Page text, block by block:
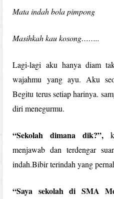
Mata indah bola pimpong
Masihkah kau kosong……..
Lagi-lagi aku hanya diam
wajahmu yang ayu. Aku
Begitu terus setiap harinya.
diri menegurmu.
“Sekolah dimana dik?”,
menjawab dan terdengar
indah.Bibir terindah yang
“Saya sekolah di SMA